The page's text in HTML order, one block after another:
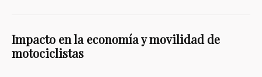
Impacto en la economía y movilidad de
motociclistas